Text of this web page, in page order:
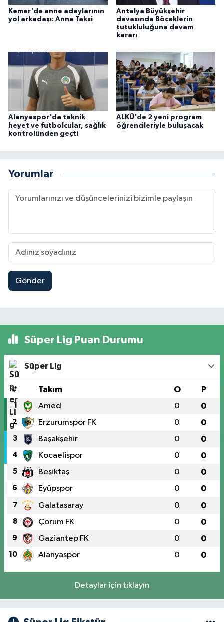
Kemer'de anne adaylarının
yol arkadaşı: Anne Taksi
Antalya Büyükşehir
davasında Böceklerin
tutukluluğuna devam
kararı
Alanyaspor'da teknik
heyet ve futbolcular, sağlık
kontrolünden geçti
ALKÜ'de 2 yeni program
öğrencileriyle buluşacak
Yorumlar
Gönder
Süper Lig Puan Durumu
Süper Lig
# Takım O P
1 Amed 0 0
2 Erzurumspor FK 0 0
3 Başakşehir 0 0
4 Kocaelispor 0 0
5 Beşiktaş 0 0
6 Eyüpspor 0 0
7 Galatasaray 0 0
8 Çorum FK 0 0
9 Gaziantep FK 0 0
10 Alanyaspor 0 0
Detaylar için tıklayın